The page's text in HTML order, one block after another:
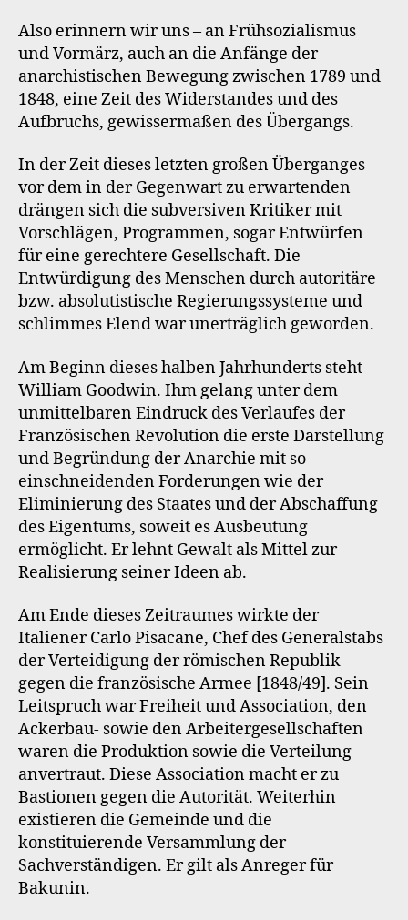
Also erinnern wir uns – an Frühsozialismus
und Vormärz, auch an die Anfänge der
anarchistischen Bewegung zwischen 1789 und
1848, eine Zeit des Widerstandes und des
Aufbruchs, gewissermaßen des Übergangs.
In der Zeit dieses letzten großen Überganges
vor dem in der Gegenwart zu erwartenden
drängen sich die subversiven Kritiker mit
Vorschlägen, Programmen, sogar Entwürfen
für eine gerechtere Gesellschaft. Die
Entwürdigung des Menschen durch autoritäre
bzw. absolutistische Regierungssysteme und
schlimmes Elend war unerträglich geworden.
Am Beginn dieses halben Jahrhunderts steht
William Goodwin. Ihm gelang unter dem
unmittelbaren Eindruck des Verlaufes der
Französischen Revolution die erste Darstellung
und Begründung der Anarchie mit so
einschneidenden Forderungen wie der
Eliminierung des Staates und der Abschaffung
des Eigentums, soweit es Ausbeutung
ermöglicht. Er lehnt Gewalt als Mittel zur
Realisierung seiner Ideen ab.
Am Ende dieses Zeitraumes wirkte der
Italiener Carlo Pisacane, Chef des Generalstabs
der Verteidigung der römischen Republik
gegen die französische Armee [1848/49]. Sein
Leitspruch war Freiheit und Association, den
Ackerbau- sowie den Arbeitergesellschaften
waren die Produktion sowie die Verteilung
anvertraut. Diese Association macht er zu
Bastionen gegen die Autorität. Weiterhin
existieren die Gemeinde und die
konstituierende Versammlung der
Sachverständigen. Er gilt als Anreger für
Bakunin.